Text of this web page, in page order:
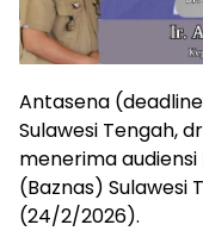
Antasena
Sulawesi Tengah,
menerima
(Baznas) Sulawesi
(24/2/2026).